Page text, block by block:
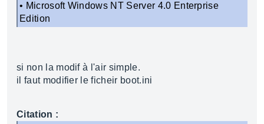
• Microsoft Windows NT Server 4.0 Enterprise
Edition
si non la modif à l'air simple.
il faut modifier le ficheir boot.ini
Citation :